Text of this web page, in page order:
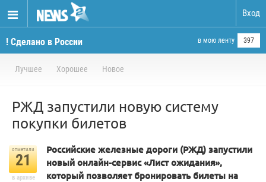
Вход
! Сделано в России в мою ленту 397
Лучшее Хорошее Новое
РЖД запустили новую систему
покупки билетов
отметили
21
в архиве
Российские железные дороги (РЖД) запустили
новый онлайн-сервис «Лист ожидания»,
который позволяет бронировать билеты на